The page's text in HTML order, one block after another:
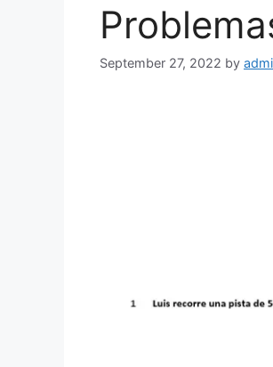
September 27, 2022 by